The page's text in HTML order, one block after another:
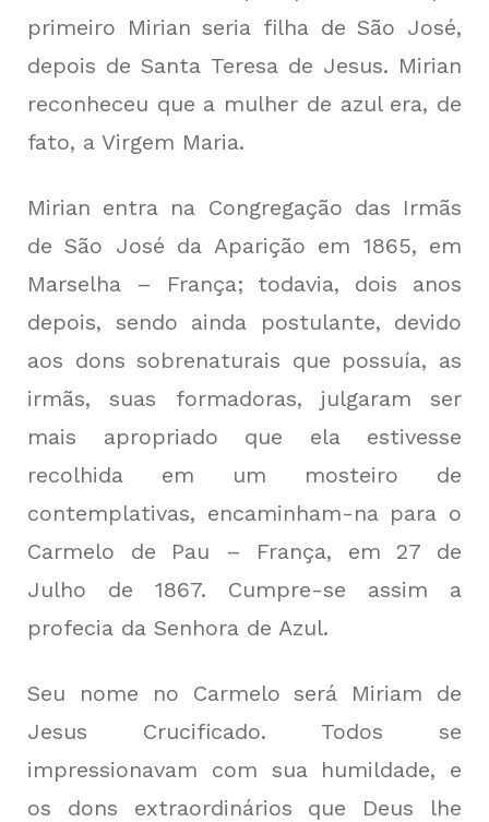
primeiro Mirian seria filha de São José,
depois de Santa Teresa de Jesus. Mirian
reconheceu que a mulher de azul era, de
fato, a Virgem Maria.
Mirian entra na Congregação das Irmãs
de São José da Aparição em 1865, em
Marselha – França; todavia, dois anos
depois, sendo ainda postulante, devido
aos dons sobrenaturais que possuía, as
irmãs, suas formadoras, julgaram ser
mais apropriado que ela estivesse
recolhida em um mosteiro de
contemplativas, encaminham-na para o
Carmelo de Pau – França, em 27 de
Julho de 1867. Cumpre-se assim a
profecia da Senhora de Azul.
Seu nome no Carmelo será Miriam de
Jesus Crucificado. Todos se
impressionavam com sua humildade, e
os dons extraordinários que Deus lhe